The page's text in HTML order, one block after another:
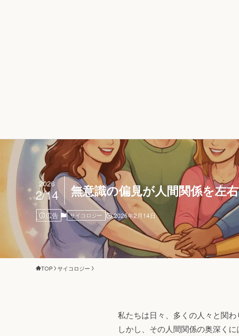
無意識の偏見が人間関係を左
2026
2/14
広告 サイコロジー 2026年2月14日
TOP サイコロジー
私たちは日々、多くの人々と関わ
しかし、その人間関係の奥深く